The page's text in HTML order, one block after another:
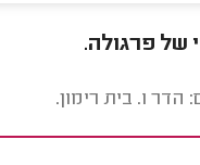
של פרגולה.
הדר ו. בית רימון.